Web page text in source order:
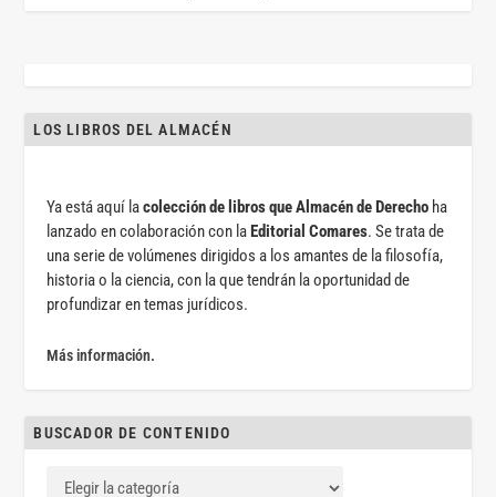
LOS LIBROS DEL ALMACÉN
Ya está aquí lacolección de libros que Almacén de Derecho ha
lanzado en colaboración con laEditorial Comares. Se trata de
una serie de volúmenes dirigidos a los amantes de la filosofía,
historia o la ciencia, con la que tendrán la oportunidad de
profundizar en temas jurídicos.
Más información.
BUSCADOR DE CONTENIDO